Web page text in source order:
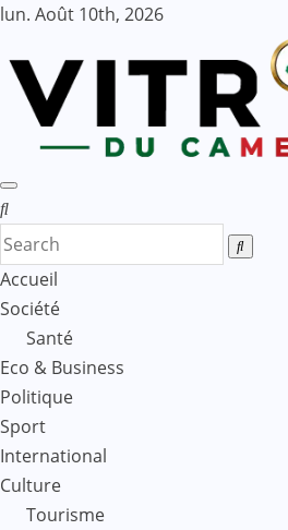
Skip
content
lun. Août 10th, 2026
Accueil
Société
Santé
Eco & Business
Politique
Sport
International
Culture
Tourisme